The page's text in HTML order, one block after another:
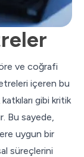
ve coğrafi
içeren bu
gibi kritik
Bu sayede,
uygun bir
süreçlerini